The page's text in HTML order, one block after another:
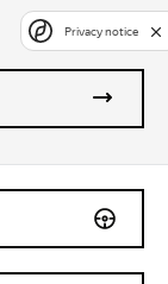
Privacy notice